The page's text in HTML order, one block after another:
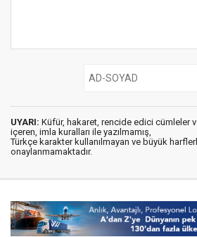
UYARI: Küfür, hakaret, rencide edici cümleler
içeren, imla kuralları ile yazılmamış,
Türkçe karakter kullanılmayan ve büyük
onaylanmamaktadır.